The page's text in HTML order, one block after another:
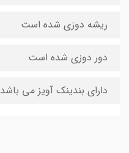
ریشه دوزی شده است
دور دوزی شده است
دارای بندینک آویز می باشد